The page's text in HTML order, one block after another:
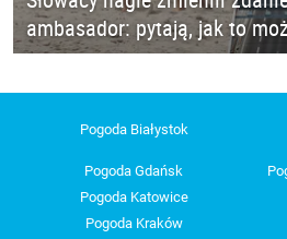
ambasador: pytają, jak to
Pogoda Białystok
Pogoda Gdańsk
Pogoda Katowice
Pogoda Kraków